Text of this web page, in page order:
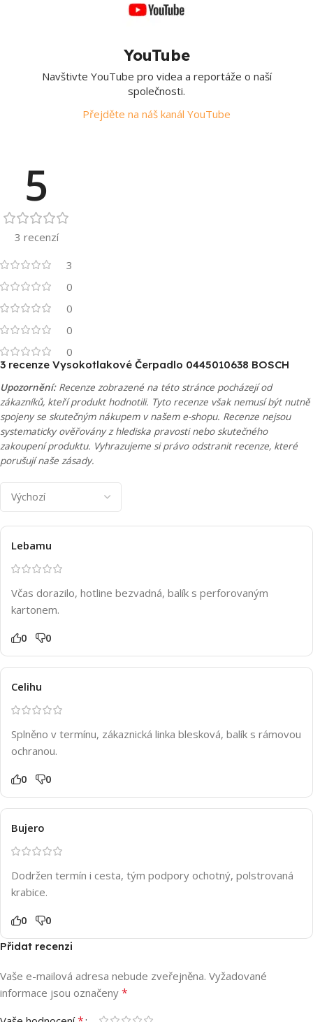
YouTube
Navštivte YouTube pro videa a reportáže o naší
společnosti.
Přejděte na náš kanál YouTube
5
3 recenzí
3
0
0
0
0
3 recenze Vysokotlakové Čerpadlo 0445010638 BOSCH
Upozornění:Recenze zobrazené na této stránce pocházejí od
zákazníků, kteří produkt hodnotili. Tyto recenze však nemusí být nutně
spojeny se skutečným nákupem v našem e-shopu. Recenze nejsou
systematicky ověřovány z hlediska pravosti nebo skutečného
zakoupení produktu. Vyhrazujeme si právo odstranit recenze, které
porušují naše zásady.
Lebamu
Včas dorazilo, hotline bezvadná, balík s perforovaným
kartonem.
0 0
Celihu
Splněno v termínu, zákaznická linka blesková, balík s rámovou
ochranou.
0 0
Bujero
Dodržen termín i cesta, tým podpory ochotný, polstrovaná
krabice.
0 0
Přidat recenzi
Vaše e-mailová adresa nebude zveřejněna. Vyžadované
informace jsou označeny *